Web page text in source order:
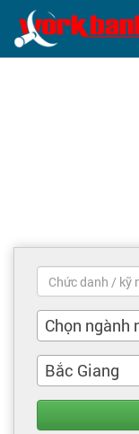
Việc làm mới
Tìm việc làm
Tạo hồ sơ
Chọn ngành
Bắc Giang